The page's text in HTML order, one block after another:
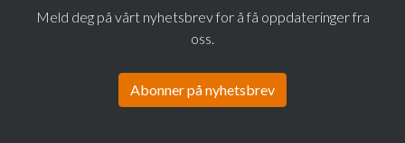
Meld deg på vårt nyhetsbrev for å få oppdateringer fra
oss.
Abonner på nyhetsbrev